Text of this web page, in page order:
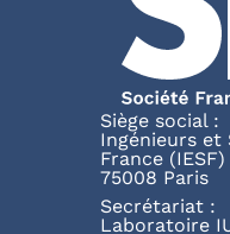
Siège social :
Ingénieurs et
France
75008 Paris
Secrétariat :
Laboratoire